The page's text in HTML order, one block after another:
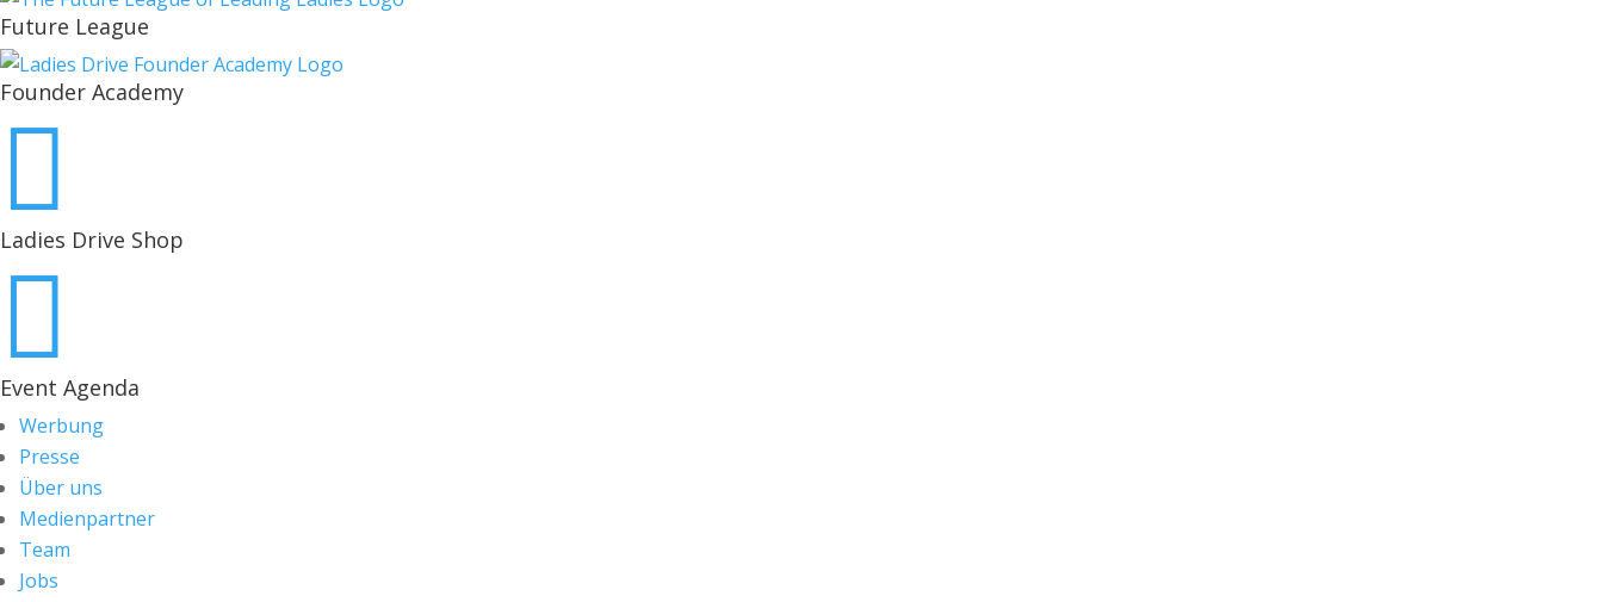
Future League
Founder Academy

Ladies Drive Shop

Event Agenda
Werbung
Presse
Über uns
Medienpartner
Team
Jobs